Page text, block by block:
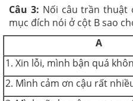
Câu 3: Nối câu trần thuật
mục đích nói ở cột B sao
A
1. Xin lỗi, mình bận quá
2. Mình cảm ơn cậu rất